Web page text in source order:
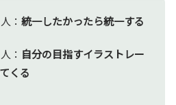
： 統一したかったら統一する
： 自分の目指すイラストレー
くる